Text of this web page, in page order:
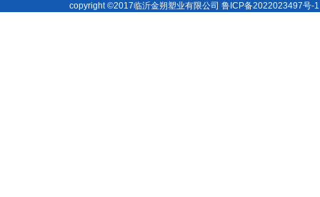
copyright ©2017临沂金朔塑业有限公司 鲁ICP备2022023497号-1